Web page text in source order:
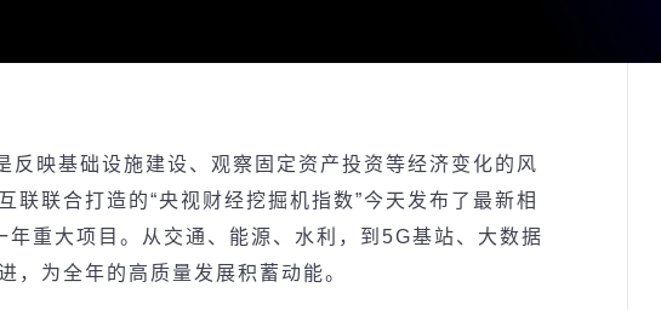
反映基础设施建设、 观察固定 资产投 资等经济变 化的 风
联联合打造的“央视财经挖掘机指数”今天 发布了最新相
年重大项 目。从交通、能源、水利，到 5G基站、大数据
， 为全年的高 质量 发 展积 蓄动能。